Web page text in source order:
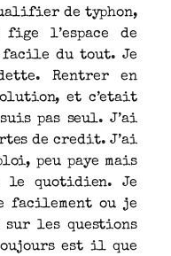
de typhon,
l’espace de
facile du tout. Je
Rentrer en
et c’etait
pas seul. J’ai
de credit. J’ai
peu paye mais
le quotidien. Je
facilement ou je
sur les questions
est il que